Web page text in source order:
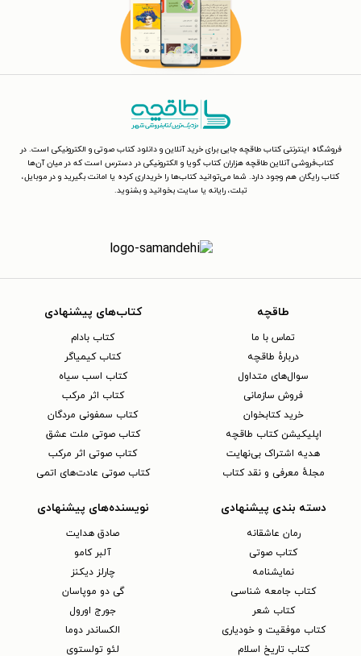
فروشگاه اینترنتی کتاب طاقچه جایی برای خرید آنلاین و دانلود کتاب صوتی و الکترونیکی است. در
کتاب‌فروشی آنلاین طاقچه هزاران کتاب گویا و الکترونیکی در دسترس است که در میان آن‌ها
کتاب رایگان هم وجود دارد. شما می‌توانید کتاب‌ها را خریداری کرده یا امانت بگیرید و در موبایل،
تبلت، رایانه یا سایت بخوانید و بشنوید.
طاقچه
تماس با ما
دربارهٔ طاقچه
سوال‌های متداول
فروش سازمانی
خرید کتابخوان
اپلیکیشن کتاب طاقچه
هدیه اشتراک بی‌نهایت
مجلهٔ معرفی و نقد کتاب
کتاب‌های پیشنهادی
کتاب بادام
کتاب کیمیاگر
کتاب اسب سیاه
کتاب اثر مرکب
کتاب سمفونی مردگان
کتاب صوتی ملت عشق
کتاب صوتی اثر مرکب
کتاب صوتی عادت‌های اتمی
دسته بندی پیشنهادی
رمان عاشقانه
کتاب‌ صوتی
نمایشنامه
کتاب جامعه شناسی
کتاب شعر
کتاب موفقیت و خودیاری
کتاب تاریخ اسلام
نویسنده‌های پیشنهادی
صادق هدایت
آلبر کامو
چارلز دیکنز
گی دو موپاسان
جورج اورول
الکساندر دوما
لئو تولستوی